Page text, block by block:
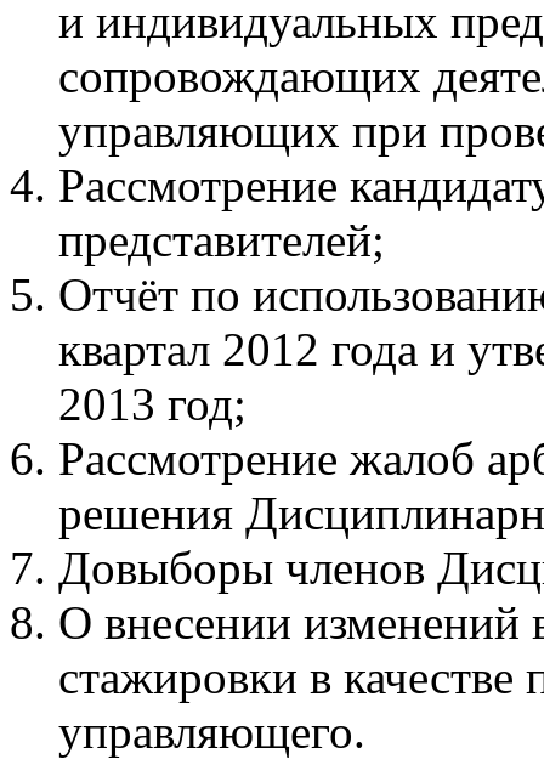
и индивидуальных
сопровождающих
управляющих при
Рассмотрение
представителей;
Отчёт по
квартал 2012 года и
2013 год;
Рассмотрение жалоб
решения
Довыборы членов
О внесении изменений
стажировки в
управляющего.